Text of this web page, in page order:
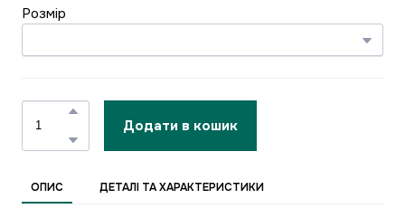
Розмір
Додати в кошик
ОПИС ДЕТАЛІ ТА ХАРАКТЕРИСТИКИ